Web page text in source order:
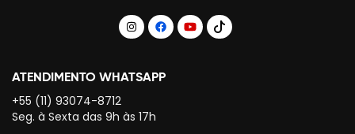
ATENDIMENTO WHATSAPP
+55 (11) 93074-8712
Seg. à Sexta das 9h às 17h